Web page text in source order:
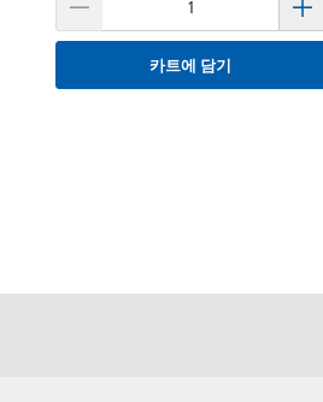
카트에 담기